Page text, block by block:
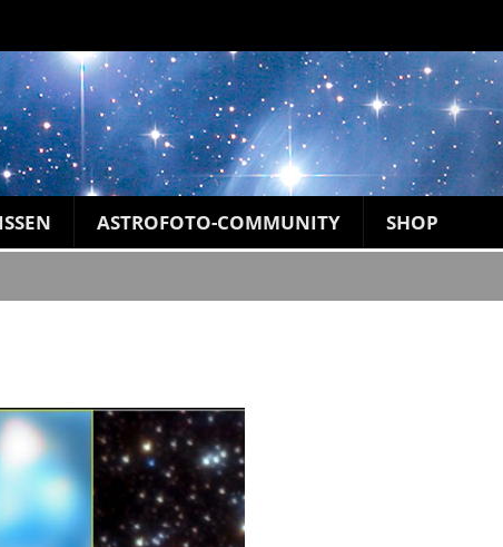
ASTROFOTO-COMMUNITY SHOP